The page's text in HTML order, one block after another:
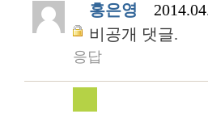
홍은영
비공개 댓글.
응답